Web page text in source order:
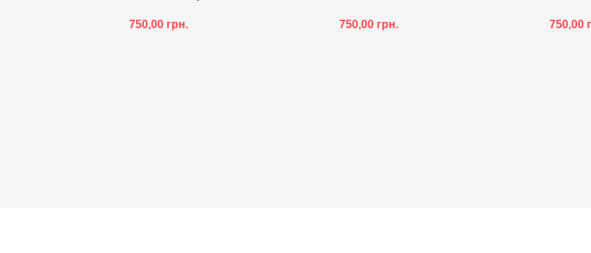
750,00 грн. 750,00 грн. 750,00